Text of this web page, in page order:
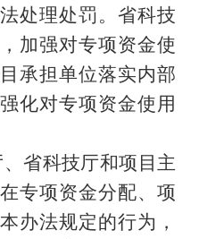
处理处罚。 省科技
加强对专项资金使
承担单位落实内部
化对专项资金使用
省科技厅和项目主
专项资金分配、项
办法规定的行为，